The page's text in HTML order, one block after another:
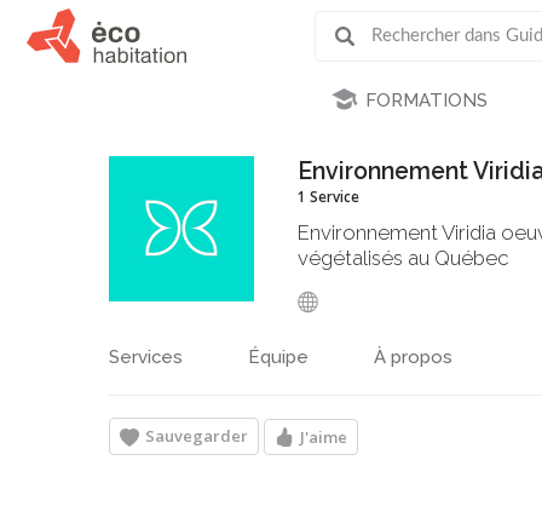
FORMATIONS
Environnement
1 Service
Environnement Viridia
végétalisés au Québec
Services Équipe À propos
Sauvegarder J'aime